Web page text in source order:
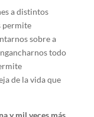
a distintos
permite
sobre a
todo
de la vida que
y mil veces más